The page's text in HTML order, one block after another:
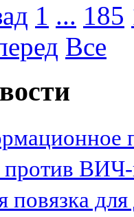
1 ... 185
Все
повязка